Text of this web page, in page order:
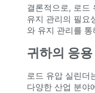
결론적으로, 로드
유지 관리의 필요
와 유지 관리를
귀하의 응
로드 유압 실린더
다양한 산업 분야